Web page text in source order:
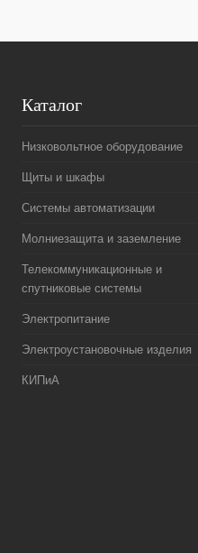
Каталог
Низковольтное оборудование
Щиты и шкафы
Системы автоматизации
Молниезащита и заземление
Телекоммуникационные и
спутниковые системы
Электропитание
Электроустановочные изделия
КИПиА